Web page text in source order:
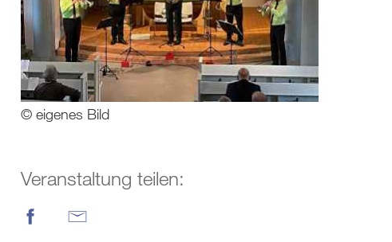
© eigenes Bild
Veranstaltung teilen: